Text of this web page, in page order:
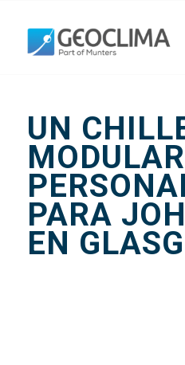
UN
MODULAR
PARA
EN